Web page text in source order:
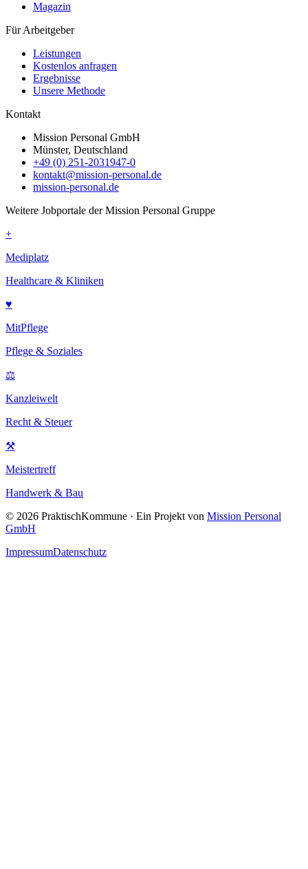
Magazin
Für Arbeitgeber
Leistungen
Kostenlos anfragen
Ergebnisse
Unsere Methode
Kontakt
Mission Personal GmbH
Münster, Deutschland
+49 (0) 251-2031947-0
kontakt@mission-personal.de
mission-personal.de
Weitere Jobportale der Mission Personal Gruppe
+
Mediplatz
Healthcare & Kliniken
♥
MitPflege
Pflege & Soziales
⚖
Kanzleiwelt
Recht & Steuer
⚒
Meistertreff
Handwerk & Bau
© 2026 PraktischKommune · Ein Projekt von Mission Personal
GmbH
ImpressumDatenschutz